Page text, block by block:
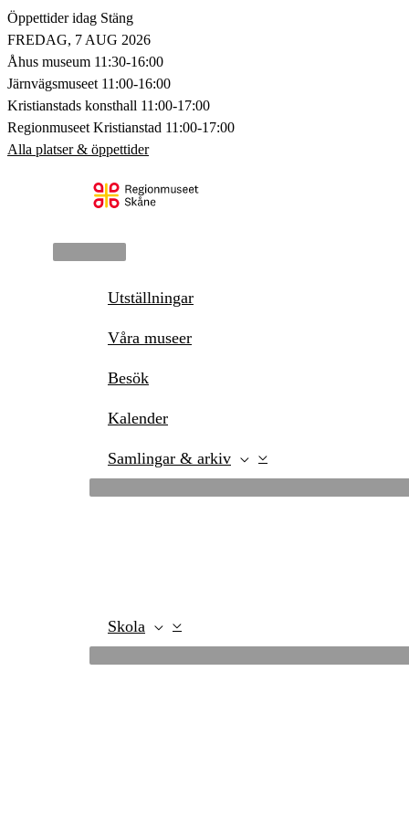
Hoppa
till
innehåll
Öppettider idag Stäng
FREDAG, 7 AUG 2026
Åhus museum 11:30-16:00
Järnvägsmuseet 11:00-16:00
Kristianstads konsthall 11:00-17:00
Regionmuseet Kristianstad 11:00-17:00
Alla platser & öppettider
Huvudmeny
Utställningar
Våra museer
Besök
Kalender
Samlingar & arkiv
Skola